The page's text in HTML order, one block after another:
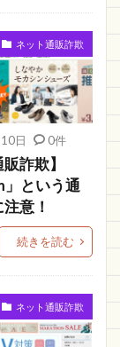
musical
プ
HONSUN
Snakes
カウント
歌詞
Cariru
ギフト
こない
ネット通販詐欺
日 0件
詐欺】
」という通
意！
続きを読む
ネット通販詐欺